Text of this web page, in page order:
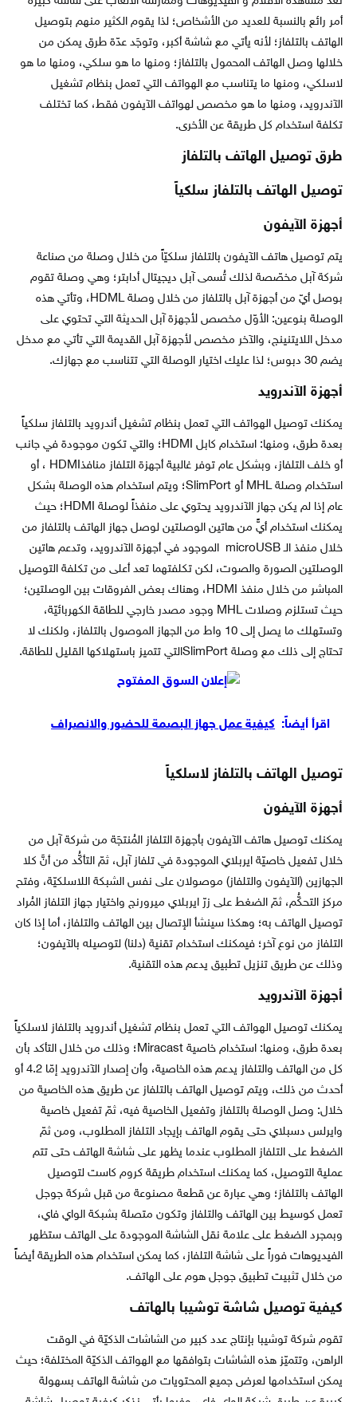
أمر رائع بالنسبة للعديد من الأشخاص؛ لذا يقوم الكثير منهم بتوصيل
الهاتف بالتلفاز؛ لأنه يأتي مع شاشة أكبر، وتوجَد عدّة طرق يمكن من
خلالها وصل الهاتف المحمول بالتلفاز؛ ومنها ما هو سلكي، ومنها ما هو
لاسلكي، ومنها ما يتناسب مع الهواتف التي تعمل بنظام تشغيل
الآندرويد، ومنها ما هو مخصص لهواتف الآيفون فقط، كما تختلف
تكلفة استخدام كل طريقة عن الأخرى.
طرق توصيل الهاتف بالتلفاز
توصيل الهاتف بالتلفاز سلكياً
أجهزة الآيفون
يتم توصيل هاتف الآيفون بالتلفاز سلكيّاً من خلال وصلة من صناعة
شركة آبل مخصّصة لذلك تُسمى آبل ديجيتال أدابتر؛ وهي وصلة تقوم
بوصل أيّ من أجهزة آبل بالتلفاز من خلال وصلة HDML، وتأتي هذه
الوصلة بنوعين: الأوّل مخصص لأجهزة آبل الحديثة التي تحتوي على
مدخل اللايتنينج، والآخر مخصص لأجهزة آبل القديمة التي تأتي مع مدخل
يضم 30 دبوس؛ لذا عليك اختيار الوصلة التي تتناسب مع جهازك.
أجهزة الآندرويد
يمكنك توصيل الهواتف التي تعمل بنظام تشغيل أندرويد بالتلفاز سلكياً
بعدة طرق، ومنها: استخدام كابل HDMI؛ والتي تكون موجودة في جانب
أو خلف التلفاز، وبشكل عام توفر غالبية أجهزة التلفاز منافذHDMI ، أو
استخدام وصلة MHL أو SlimPort؛ ويتم استخدام هذه الوصلة بشكل
عام إذا لم يكن جهاز الآندرويد يحتوي على منفذاً لوصلة HDMI؛ حيث
يمكنك استخدام أيٍّ من هاتين الوصلتين لوصل جهاز الهاتف بالتلفاز من
خلال منفذ الـ microUSB الموجود في أجهزة الآندرويد، وتدعم هاتين
الوصلتين الصورة والصوت، لكن تكلفتهما تعد أعلى من تكلفة التوصيل
المباشر من خلال منفذ HDMI، وهناك بعض الفروقات بين الوصلتين؛
حيث تستلزم وصلات MHL وجود مصدر خارجي للطاقة الكهربائيّة،
وتستهلك ما يصل إلى 10 واط من الجهاز الموصول بالتلفاز، ولكنك لا
تحتاج إلى ذلك مع وصلة SlimPortالتي تتميز باستهلاكها القليل للطاقة.
اقرأ أيضاً: كيفية عمل جهاز البصمة للحضور والانصراف
توصيل الهاتف بالتلفاز لاسلكياً
أجهزة الآيفون
يمكنك توصيل هاتف الآيفون بأجهزة التلفاز المُنتجَة من شركة آبل من
خلال تفعيل خاصيّة ايربلاي الموجودة في تلفاز آبل، ثمّ التأكُّد من أنَّ كلا
الجهازين (الآيفون والتلفاز) موصولان على نفس الشبكة اللاسلكيّة، وفتح
مركز التحكُّم، ثمّ الضغط على زرّ ايربلاي ميرورنج واختيار جهاز التلفاز المُراد
توصيل الهاتف به؛ وهكذا سينشأ الإتصال بين الهاتف والتلفاز، أما إذا كان
التلفاز من نوع آخر؛ فيمكنك استخدام تقنية (دلنا) لتوصيله بالآيفون؛
وذلك عن طريق تنزيل تطبيق يدعم هذه التقنية.
أجهزة الآندرويد
يمكنك توصيل الهواتف التي تعمل بنظام تشغيل أندرويد بالتلفاز لاسلكياً
بعدة طرق، ومنها: استخدام خاصية Miracast؛ وذلك من خلال التأكد بأن
كل من الهاتف والتلفاز يدعم هذه الخاصية، وأن إصدار الآندرويد إمّا 4.2 أو
أحدث من ذلك، ويتم توصيل الهاتف بالتلفاز عن طريق هذه الخاصية من
خلال: وصل الوصلة بالتلفاز وتفعيل الخاصية فيه، ثمّ تفعيل خاصية
وايرلس دسبلاي حتى يقوم الهاتف بإيجاد التلفاز المطلوب، ومن ثمّ
الضغط على التلفاز المطلوب عندما يظهر على شاشة الهاتف حتى تتم
عملية التوصيل، كما يمكنك استخدام طريقة كروم كاست لتوصيل
الهاتف بالتلفاز؛ وهي عبارة عن قطعة مصنوعة من قبل شركة جوجل
تعمل كوسيط بين الهاتف والتلفاز وتكون متصلة بشبكة الواي فاي،
وبمجرد الضغط على علامة نقل الشاشة الموجودة على الهاتف ستظهر
الفيديوهات فوراً على شاشة التلفاز، كما يمكن استخدام هذه الطريقة أيضاً
من خلال تثبيت تطبيق جوجل هوم على الهاتف.
كيفية توصيل شاشة توشيبا بالهاتف
تقوم شركة توشيبا بإنتاج عدد كبير من الشاشات الذكيّة في الوقت
الراهن، وتتميّز هذه الشاشات بتوافقها مع الهواتف الذكيّة المختلفة؛ حيث
يمكن استخدامها لعرض جميع المحتويات من شاشة الهاتف بسهولة